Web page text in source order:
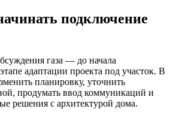
подключение
газа — до начала
адаптации проекта под участок. В
планировку, уточнить
продумать ввод коммуникаций и
решения с архитектурой дома.